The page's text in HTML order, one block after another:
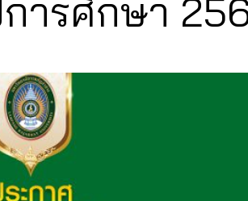
ารศึกษา